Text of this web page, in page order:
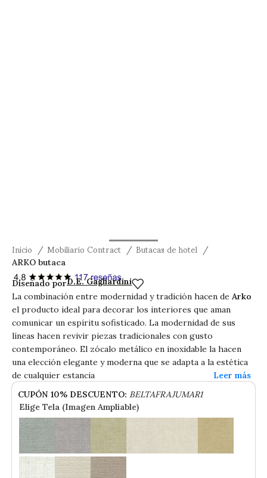
Inicio Mobiliario Contract Butacas de hotel
ARKO butaca
ARKO butaca
Diseñado porD.E. Gagliardini
La combinación entre modernidad y tradición hacen de Arko
el producto ideal para decorar los interiores que aman
comunicar un espíritu sofisticado. La modernidad de sus
líneas hacen revivir piezas tradicionales con gusto
contemporáneo. El zócalo metálico en inoxidable la hacen
una elección elegante y moderna que se adapta a la estética
de cualquier estancia
CUPÓN 10% DESCUENTO: BELTAFRAJUMAR1
Elige Tela (Imagen Ampliable)